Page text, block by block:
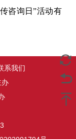
咨询日”活动有
系我们
办